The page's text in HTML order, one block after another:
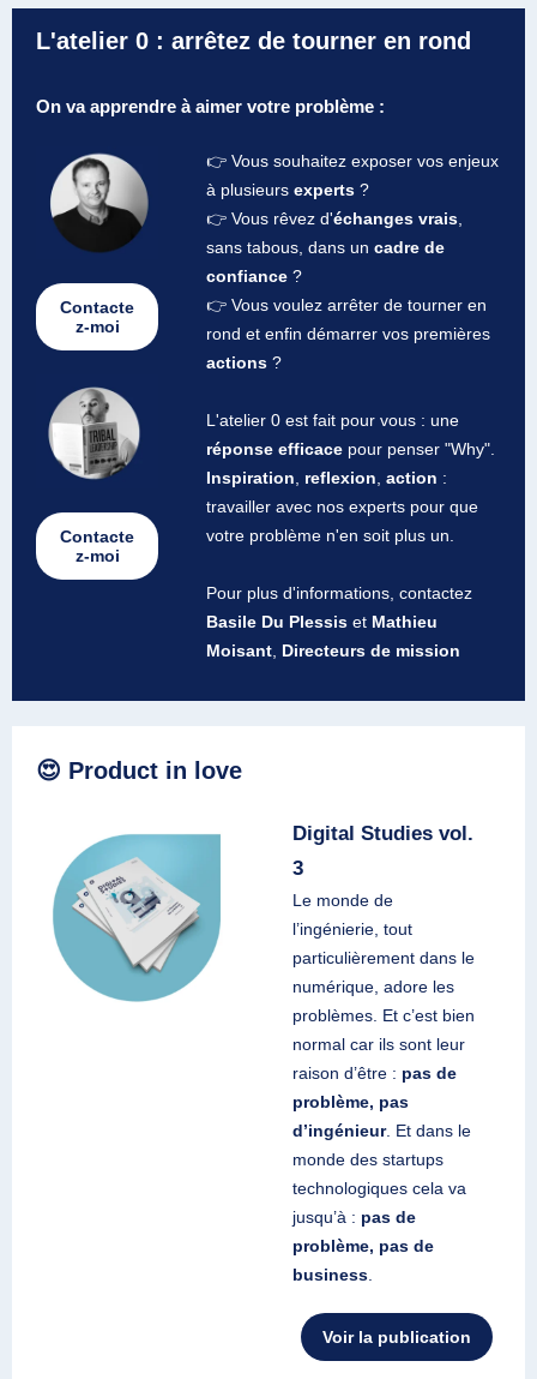
L'atelier 0 : arrêtez de tourner en rond
On va apprendre à aimer votre problème :
Contacte
z-moi
Contacte
z-moi
👉 Vous souhaitez exposer vos enjeux
à plusieurs experts ?
👉 Vous rêvez d'échanges vrais
sans tabous, dans un cadre de
confiance ?
👉 Vous voulez arrêter de tourner en
rond et enfin démarrer vos premières
actions ?
L'atelier 0 est fait pour vous : une
réponse efficace pour penser "Why".
Inspiration
reflexion action :
travailler avec nos experts pour que
votre problème n'en soit plus un.
Pour plus d'informations, contactez
Basile Du Plessis et Mathieu
Moisant Directeurs de mission
😍 Product in love
Digital Studies vol.
3
Le monde de
l’ingénierie, tout
particulièrement dans le
numérique, adore les
problèmes. Et c’est bien
normal car ils sont leur
raison d’être : pas de
problème, pas
d’ingénieur. Et dans le
monde des startups
technologiques cela va
jusqu’à : pas de
problème, pas de
business
Voir la publication